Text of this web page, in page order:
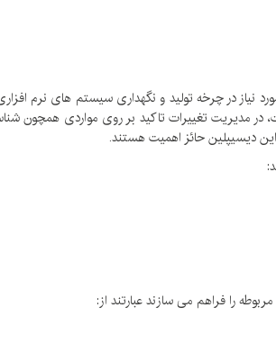
در چرخه تولید و نگهداری سیستم های نرم
در مدیریت تغییرات تاكید بر روی مواردی همچون
را فراهم می سازند عبارتند از: